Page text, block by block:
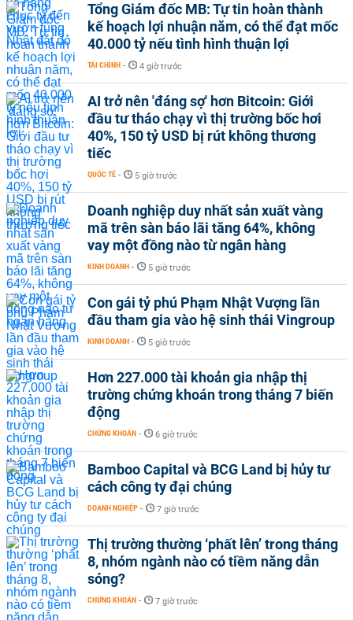
Tổng Giám đốc MB: Tự tin hoàn thành
kế hoạch lợi nhuận năm, có thể đạt mốc
40.000 tỷ nếu tình hình thuận lợi
TÀI CHÍNH - 4 giờ trước
AI trở nên 'đáng sợ' hơn Bitcoin: Giới
đầu tư tháo chạy vì thị trường bốc hơi
40%, 150 tỷ USD bị rút không thương
tiếc
QUỐC TẾ - 5 giờ trước
Doanh nghiệp duy nhất sản xuất vàng
mã trên sàn báo lãi tăng 64%, không
vay một đồng nào từ ngân hàng
KINH DOANH - 5 giờ trước
Con gái tỷ phú Phạm Nhật Vượng lần
đầu tham gia vào hệ sinh thái Vingroup
KINH DOANH - 5 giờ trước
Hơn 227.000 tài khoản gia nhập thị
trường chứng khoán trong tháng 7 biến
động
CHỨNG KHOÁN - 6 giờ trước
Bamboo Capital và BCG Land bị hủy tư
cách công ty đại chúng
DOANH NGHIỆP - 7 giờ trước
Thị trường thường ‘phất lên’ trong tháng
8, nhóm ngành nào có tiềm năng dẫn
sóng?
CHỨNG KHOÁN - 7 giờ trước